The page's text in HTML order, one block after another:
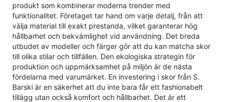
produkt som kombinerar moderna trender med
funktionalitet. Företaget tar hand om varje detalj, från att
välja material till exakt prestanda, vilket garanterar hög
hållbarhet och bekvämlighet vid användning. Det breda
utbudet av modeller och färger gör att du kan matcha skor
till olika stilar och tillfällen. Den ekologiska strategin för
produktion och uppmärksamhet på miljön är de nästa
fördelarna med varumärket. En investering i skor från S.
Barski är en säkerhet att du inte bara får ett fashionabelt
tillägg utan också komfort och hållbarhet. Det är ett